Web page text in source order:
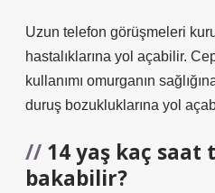
Uzun telefon görüşmeleri
hastalıklarına yol açabilir.
kullanımı omurganın
duruş bozukluklarına yol
14 yaş kaç saat
bakabilir?